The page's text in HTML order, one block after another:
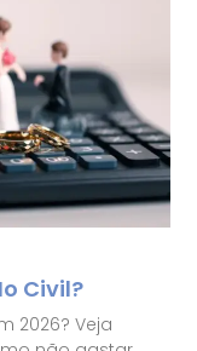
Civil?
2026? Veja